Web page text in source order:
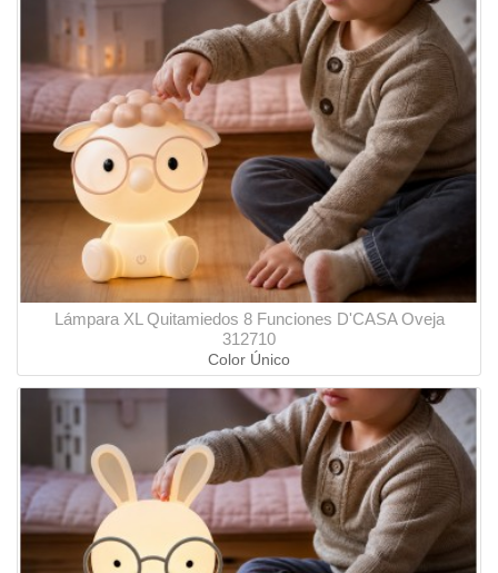
Lámpara XL Quitamiedos 8 Funciones D'CASA Oveja
312710
Color Único